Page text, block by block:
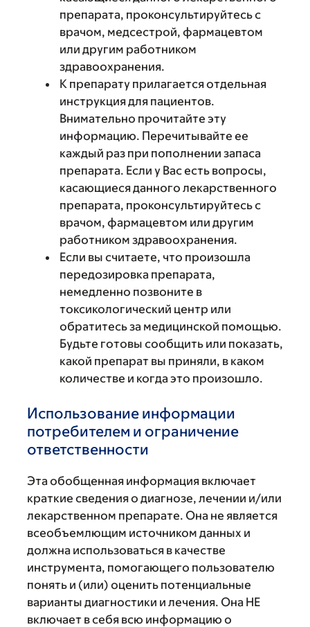
препарата, проконсультируйтесь с
врачом, медсестрой, фармацевтом
или другим работником
здравоохранения.
К препарату прилагается отдельная
инструкция для пациентов.
Внимательно прочитайте эту
информацию. Перечитывайте ее
каждый раз при пополнении запаса
препарата. Если у Вас есть вопросы,
касающиеся данного лекарственного
препарата, проконсультируйтесь с
врачом, фармацевтом или другим
работником здравоохранения.
Если вы считаете, что произошла
передозировка препарата,
немедленно позвоните в
токсикологический центр или
обратитесь за медицинской помощью.
Будьте готовы сообщить или показать,
какой препарат вы приняли, в каком
количестве и когда это произошло.
Использование информации
потребителем и ограничение
ответственности
Эта обобщенная информация включает
краткие сведения о диагнозе, лечении и/или
лекарственном препарате. Она не является
всеобъемлющим источником данных и
должна использоваться в качестве
инструмента, помогающего пользователю
понять и (или) оценить потенциальные
варианты диагностики и лечения. Она НЕ
включает в себя всю информацию о